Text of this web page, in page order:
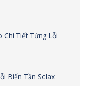
Chi Tiết Từng Lỗi
Biến Tần Solax